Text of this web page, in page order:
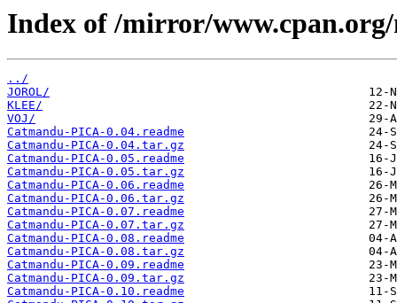
Index of /mirror/
../
JOROL/
KLEE/
VOJ/
Catmandu-PICA-0.04.readme
Catmandu-PICA-0.04.tar.gz
Catmandu-PICA-0.05.readme
Catmandu-PICA-0.05.tar.gz
Catmandu-PICA-0.06.readme
Catmandu-PICA-0.06.tar.gz
Catmandu-PICA-0.07.readme
Catmandu-PICA-0.07.tar.gz
Catmandu-PICA-0.08.readme
Catmandu-PICA-0.08.tar.gz
Catmandu-PICA-0.09.readme
Catmandu-PICA-0.09.tar.gz
Catmandu-PICA-0.10.readme